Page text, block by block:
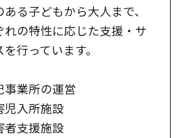
ある子どもから大人まで、
れの特性に応じた支援・サ
行っています。
業所の運営
児入所施設
者支援施設